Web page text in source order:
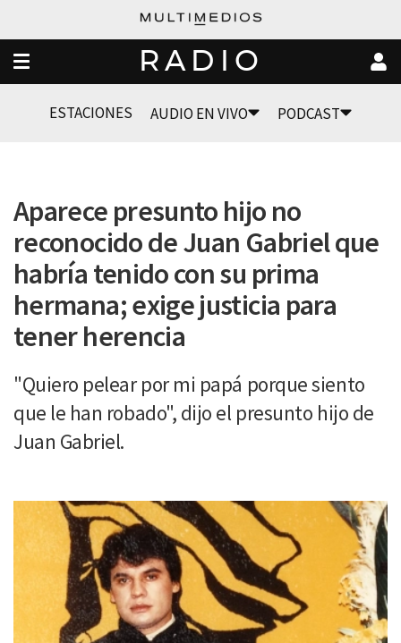
RADIO
ESTACIONES AUDIO EN VIVO PODCAST
Aparece presunto hijo no
reconocido de Juan Gabriel que
habría tenido con su prima
hermana; exige justicia para
tener herencia
"Quiero pelear por mi papá porque siento
que le han robado", dijo el presunto hijo de
Juan Gabriel.